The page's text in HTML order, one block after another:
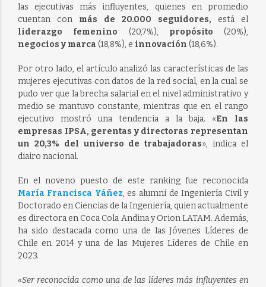
las ejecutivas más influyentes, quienes en promedio
cuentan conmás de 20.000 seguidores, está el
liderazgo femenino (20,7%), propósito (20%),
negocios y marca (18,8%), e innovación (18,6%).
Por otro lado, el artículo analizó las características de las
mujeres ejecutivas con datos de la red social, en la cual se
pudo ver que la brecha salarial en el nivel administrativo y
medio se mantuvo constante, mientras que en el rango
ejecutivo mostró una tendencia a la baja. «En las
empresas IPSA, gerentas y directoras representan
un 20,3% del universo de trabajadoras», indica el
diairo nacional.
En el noveno puesto de este ranking fue reconocida
María Francisca Yáñez, es alumni de Ingeniería Civil y
Doctorado en Ciencias de la Ingeniería, quien actualmente
es directora en Coca Cola Andina y Orion LATAM. Además,
ha sido destacada como una de las Jóvenes Líderes de
Chile en 2014 y una de las Mujeres Líderes de Chile en
2023.
«Ser reconocida como una de las líderes más influyentes en